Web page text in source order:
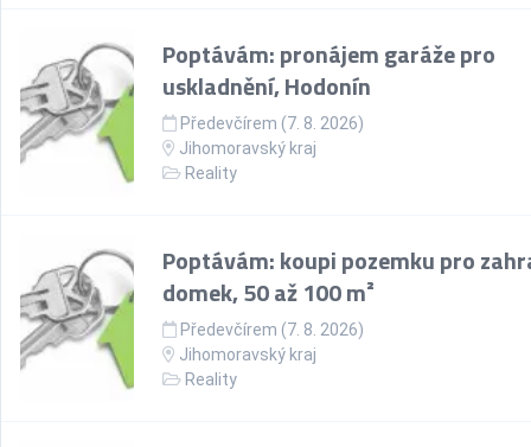
Poptávám: pronájem garáže pro
uskladnění, Hodonín
Předevčírem (7. 8. 2026)
Jihomoravský kraj
Reality
Poptávám: koupi pozemku pro
domek, 50 až 100 m²
Předevčírem (7. 8. 2026)
Jihomoravský kraj
Reality